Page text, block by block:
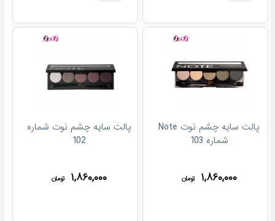
پالت سایه چشم نوت Note
شماره 103
۱,۸۶۰,۰۰۰ تومان
پالت سایه چشم نوت شماره
102
۱,۸۶۰,۰۰۰ تومان